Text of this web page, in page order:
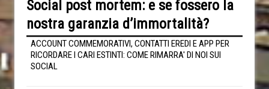
Social post mortem: e se fossero la
nostra garanzia d’immortalità?
ACCOUNT COMMEMORATIVI, CONTATTI EREDI E APP PER
RICORDARE I CARI ESTINTI: COME RIMARRA' DI NOI SUI
SOCIAL